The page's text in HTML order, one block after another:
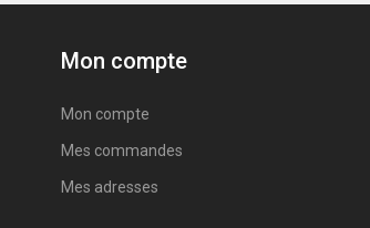
Mon compte
Mon compte
Mes commandes
Mes adresses